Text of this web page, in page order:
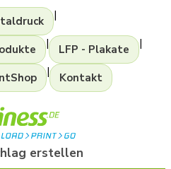
|
| LFP - Plakate |
| Kontakt
erstellen